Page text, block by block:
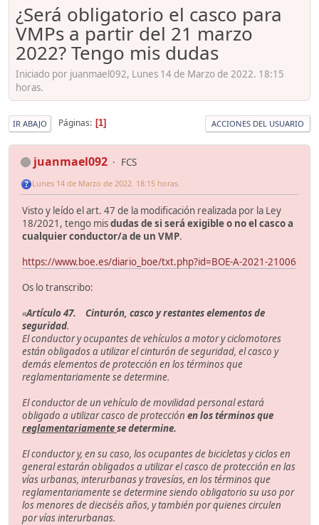
¿Será obligatorio el casco para
VMPs a partir del 21 marzo
2022? Tengo mis dudas
Iniciado por juanmael092, Lunes 14 de Marzo de 2022. 18:15
horas.
IR ABAJO Páginas 1 ACCIONES DEL USUARIO
juanmael092 FCS
Lunes 14 de Marzo de 2022. 18:15 horas.
Visto y leído el art. 47 de la modificación realizada por la Ley
18/2021, tengo misdudas de si será exigible o no el casco a
cualquier conductor/a de un VMP.
https://www.boe.es/diario_boe/txt.php?id=BOE-A-2021-21006
Os lo transcribo:
«Artículo 47. Cinturón, casco y restantes elementos de
seguridad.
El conductor y ocupantes de vehículos a motor y ciclomotores
están obligados a utilizar el cinturón de seguridad, el casco y
demás elementos de protección en los términos que
reglamentariamente se determine.
El conductor de un vehículo de movilidad personal estará
obligado a utilizar casco de protección en los términos que
reglamentariamentese determine.
El conductor y, en su caso, los ocupantes de bicicletas y ciclos en
general estarán obligados a utilizar el casco de protección en las
vías urbanas, interurbanas y travesías, en los términos que
reglamentariamente se determine siendo obligatorio su uso por
los menores de dieciséis años, y también por quienes circulen
por vías interurbanas.